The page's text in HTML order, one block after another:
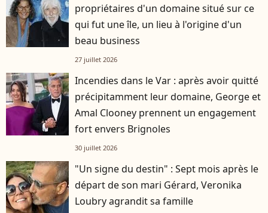
propriétaires d'un domaine situé sur ce
qui fut une île, un lieu à l'origine d'un
beau business
27 juillet 2026
Incendies dans le Var : après avoir quitté
précipitamment leur domaine, George et
Amal Clooney prennent un engagement
fort envers Brignoles
30 juillet 2026
"Un signe du destin" : Sept mois après le
départ de son mari Gérard, Veronika
Loubry agrandit sa famille